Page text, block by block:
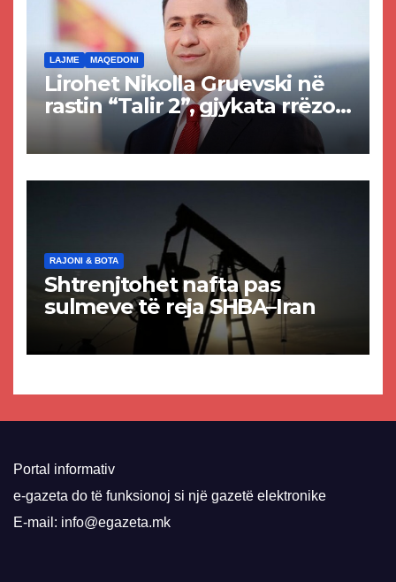
LAJME MAQEDONI
Lirohet Nikolla Gruevski në
rastin “Talir 2”, gjykata rrëzon
akuzat për ndërtimin e
paligjshëm të selisë së
RAJONI & BOTA
Shtrenjtohet nafta pas
sulmeve të reja SHBA–Iran
Portal informativ
e-gazeta do të funksionoj si një gazetë elektronike
E-mail: info@egazeta.mk